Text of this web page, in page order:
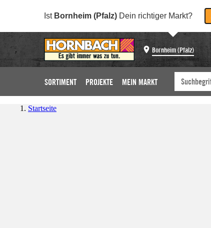
Ist Bornheim (Pfalz) Dein richtiger Markt?
Bornheim (Pfalz)
SORTIMENT PROJEKTE MEIN MARKT
Startseite